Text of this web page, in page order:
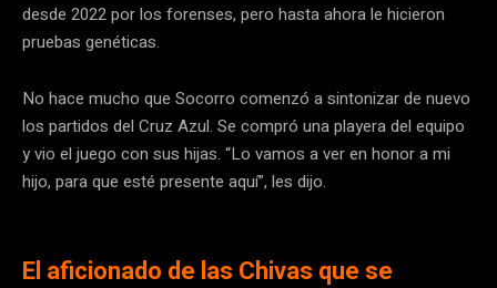
desde 2022 por los forenses, pero hasta ahora le hicieron
pruebas genéticas.
No hace mucho que Socorro comenzó a sintonizar de nuevo
los partidos del Cruz Azul. Se compró una playera del equipo
y vio el juego con sus hijas. “Lo vamos a ver en honor a mi
hijo, para que esté presente aquí”, les dijo.
El aficionado de las Chivas que se